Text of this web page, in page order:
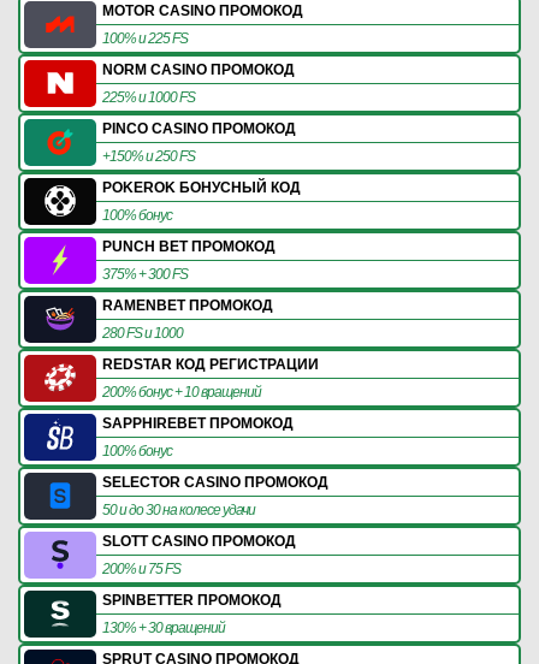
MOTOR CASINO ПРОМОКОД
100% и 225 FS
NORM CASINO ПРОМОКОД
225% и 1000 FS
PINCO CASINO ПРОМОКОД
+150% и 250 FS
POKEROK БОНУСНЫЙ КОД
100% бонус
PUNCH BET ПРОМОКОД
375% + 300 FS
RAMENBET ПРОМОКОД
280 FS и 1000
REDSTAR КОД РЕГИСТРАЦИИ
200% бонус + 10 вращений
SAPPHIREBET ПРОМОКОД
100% бонус
SELECTOR CASINO ПРОМОКОД
50 и до 30 на колесе удачи
SLOTT CASINO ПРОМОКОД
200% и 75 FS
SPINBETTER ПРОМОКОД
130% + 30 вращений
SPRUT CASINO ПРОМОКОД